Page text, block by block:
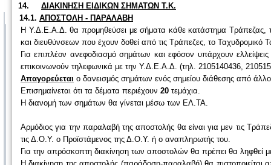
14. ΔΙΑΚΙΝΗΣΗ ΕΙΔΙΚΩΝ ΣΗΜΑΤΩΝ Τ.Κ.
14.1. ΑΠΟΣΤΟΛΗ - ΠΑΡΑΛΑΒΗ
Η Υ.Δ.Ε.Α.Δ. θα προμηθεύσει με σήματα κάθε κατάστημα Τράπεζας,
και διευθύνσεων που έχουν δοθεί από τις Τράπεζες, το Ταχυδρομικό
Για επιπλέον ανεφοδιασμό σημάτων και εφόσον υπάρχουν
επικοινωνούν τηλεφωνικά με την Υ.Δ.Ε.Α.Δ. (τηλ. 2105140436,
Απαγορεύεται ο δανεισμός σημάτων ενός σημείου διάθεσης από
Επισημαίνεται ότι τα δέματα περιέχουν 20 τεμάχια.
Η διανομή των σημάτων θα γίνεται μέσω των ΕΛ.ΤΑ.
Αρμόδιος για την παραλαβή της αποστολής θα είναι για μεν τις
τις Δ.Ο.Υ. ο Προϊστάμενος της Δ.Ο.Υ. ή ο αναπληρωτής του.
Για την απρόσκοπτη διακίνηση των αποστολών θα πρέπει θα ληφθεί